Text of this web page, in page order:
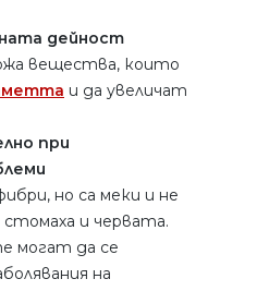
дейност
вещества, които
и да увеличат
при
но са меки и не
и червата.
могат да се
на